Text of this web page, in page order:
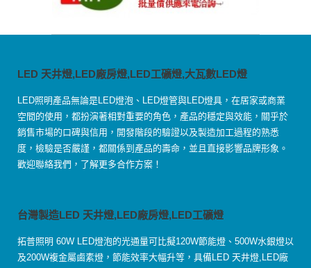
LED 天井燈,LED廠房燈,LED工礦燈,大瓦數LED燈
LED照明產品無論是LED燈泡、LED燈管與LED燈具，在居家或商業
空間的使用，都扮演著相對重要的角色，產品的穩定與效能，關乎於
銷售市場的口碑與信用，開發階段的驗證以及製造加工過程的熟悉
度，檢驗是否嚴謹，都關係到產品的壽命，並且直接影響品牌形象。
歡迎聯絡我們，了解更多合作方案！
台灣製造LED 天井燈,LED廠房燈,LED工礦燈
拓普照明 60W LED燈泡的光通量可比擬120W節能燈、500W水銀燈以
及200W複金屬鹵素燈，節能效率大幅升等，具備LED 天井燈,LED廠